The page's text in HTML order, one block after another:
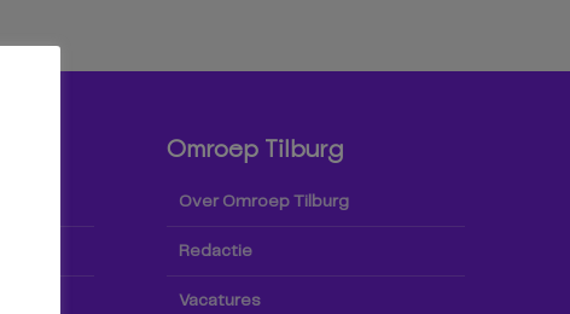
Omroep Tilburg
Over Omroep Tilburg
Redactie
Vacatures